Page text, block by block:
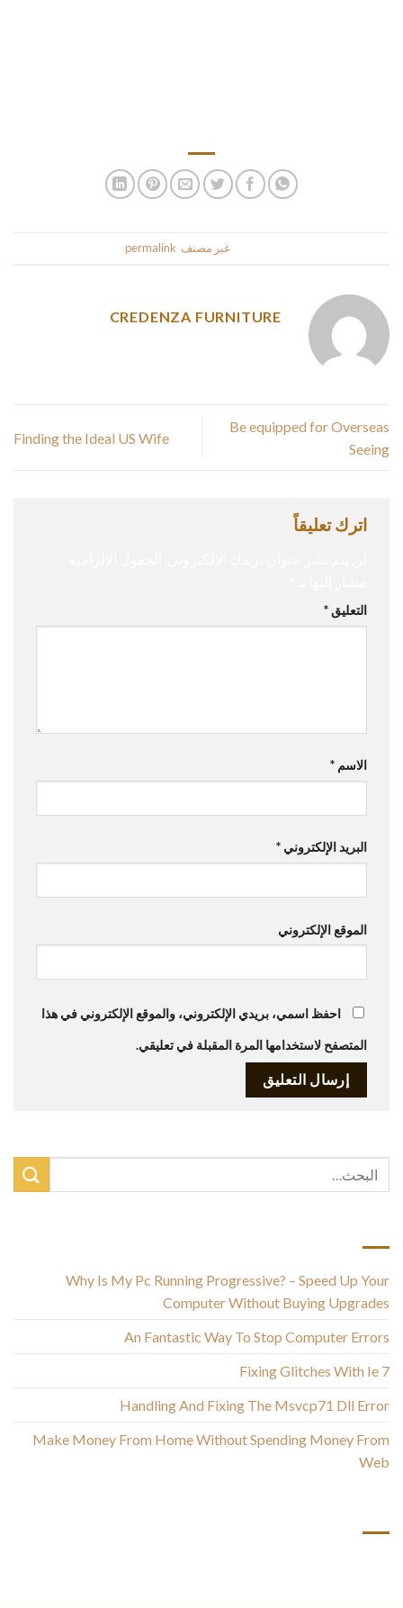
غير مصنف permalink
CREDENZA FURNITURE
Be equipped for Overseas
Seeing
Finding the Ideal US Wife
اترك تعليقاً
التعليق *
الاسم *
البريد الإلكتروني *
الموقع الإلكتروني
احفظ اسمي، بريدي الإلكتروني، والموقع الإلكتروني في هذا
المتصفح لاستخدامها المرة المقبلة في تعليقي.
Why Is My Pc Running Progressive? – Speed Up Your
Computer Without Buying Upgrades
An Fantastic Way To Stop Computer Errors
Fixing Glitches With Ie 7
Handling And Fixing The Msvcp71 Dll Error
Make Money From Home Without Spending Money From
Web